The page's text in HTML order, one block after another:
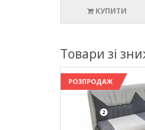
КУПИТИ
Товари зі
РОЗПРОДАЖ